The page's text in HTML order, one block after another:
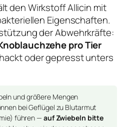
den Wirkstoff Allicin mit
Eigenschaften.
der Abwehrkräfte:
pro Tier
oder gepresst unters
und größere Mengen
bei Geflügel zu Blutarmut
führen — auf Zwiebeln bitte